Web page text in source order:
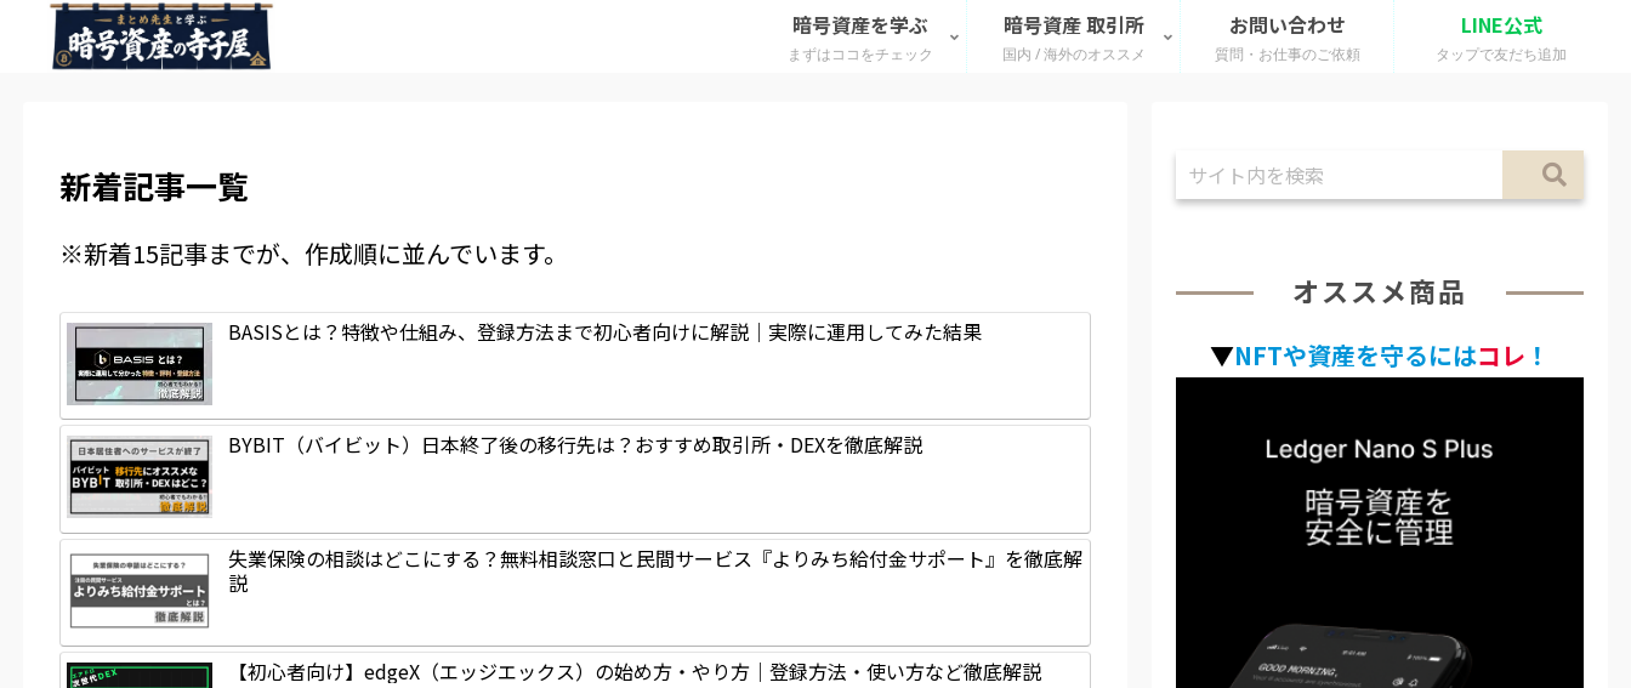
暗号資産を学ぶ
まずはココをチェック
暗号資産 取引所
国内 / 海外のオススメ
お問い合わせ
質問・お仕事のご依頼
LINE公式
タップで友だち追加
新着記事一覧
※新着15記事までが、作成順に並んでいます。
BASISとは？特徴や仕組み、登録方法まで初心者向けに解説｜実際に運用してみた結果
BYBIT（バイビット）日本終了後の移行先は？おすすめ取引所・DEXを徹底解説
失業保険の相談はどこにする？無料相談窓口と民間サービス『よりみち給付金サポート』を徹底解
説
【初心者向け】edgeX（エッジエックス）の始め方・やり方｜登録方法・使い方など徹底解説
オススメ商品
▼NFTや資産を守るにはコレ ！